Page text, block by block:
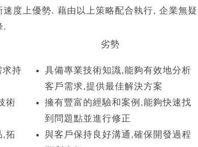
度上優勢. 藉由以上策略配合執行, 企業無疑
.
劣勢
求持
術
,拓
具備專業技術知識,能夠有效地分析
客戶需求,提供最佳解決方案
擁有豐富的經驗和案例,能夠快速找
到問題點並進行修正
與客戶保持良好溝通,確保開發過程